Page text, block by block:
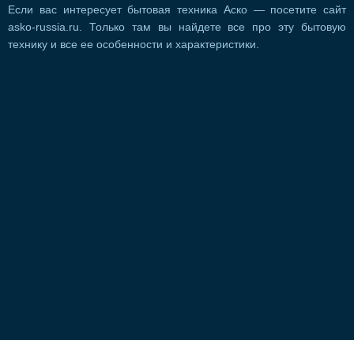
Если вас интересует бытовая техника Аско — посетите сайт
asko-russia.ru. Только там вы найдете все про эту бытовую
технику и все ее особенности и характеристики.